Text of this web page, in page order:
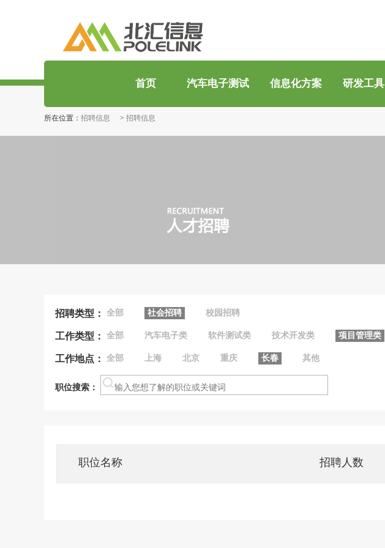
首页 汽车电子测试 信息化方案 研发工具
所在位置： 招聘信息 > 招聘信息
招聘类型： 全部 社会招聘 校园招聘
工作类型： 全部 汽车电子类 软件测试类 技术开发类 项目管理类
工作地点： 全部 上海 北京 重庆 长春 其他
职位搜索：
职位名称 招聘人数